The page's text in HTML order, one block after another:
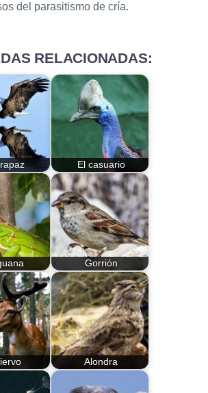
del parasitismo de cría.
RELACIONADAS:
El casuario
Gorrión
Alondra